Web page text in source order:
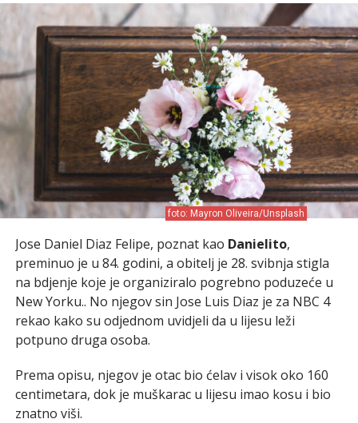
foto: Mayron Oliveira/Unsplash
Jose Daniel Diaz Felipe, poznat kao Danielito,
preminuo je u 84. godini, a obitelj je 28. svibnja stigla
na bdjenje koje je organiziralo pogrebno poduzeće u
New Yorku.. No njegov sin Jose Luis Diaz je za NBC 4
rekao kako su odjednom uvidjeli da u lijesu leži
potpuno druga osoba.
Prema opisu, njegov je otac bio ćelav i visok oko 160
centimetara, dok je muškarac u lijesu imao kosu i bio
znatno viši.